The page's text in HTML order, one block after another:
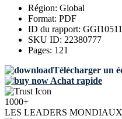
Région: Global
Format: PDF
ID du rapport:
SKU ID: 22380777
Pages: 121
Télécharger un
Achat rapide
1000+
LES LEADERS